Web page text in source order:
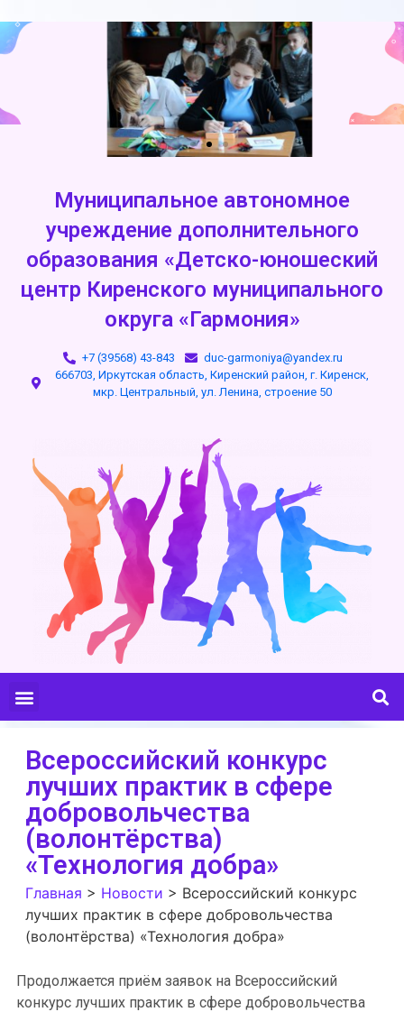
Муниципальное автономное
учреждение дополнительного
образования «Детско-юношеский
центр Киренского муниципального
округа «Гармония»
+7 (39568) 43-843
duc-garmoniya@yandex.ru
666703, Иркутская область, Киренский район, г. Киренск,
мкр. Центральный, ул. Ленина, строение 50
Всероссийский конкурс
лучших практик в сфере
добровольчества
(волонтёрства)
«Технология добра»
Главная > Новости > Всероссийский конкурс
лучших практик в сфере добровольчества
(волонтёрства) «Технология добра»
Продолжается приём заявок на Всероссийский
конкурс лучших практик в сфере добровольчества